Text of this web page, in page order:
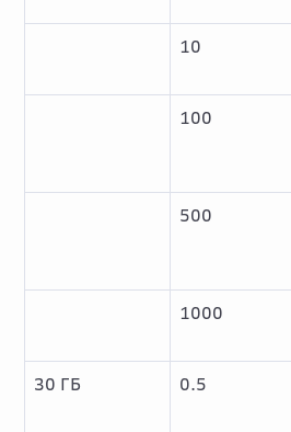
10
100
500
1000
30 ГБ 0.5